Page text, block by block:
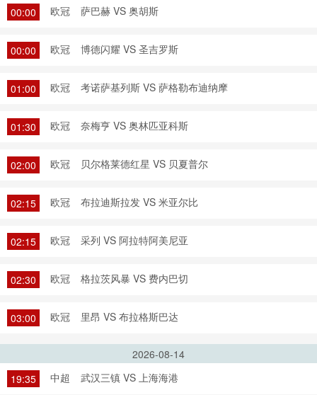
00:00
欧冠 萨巴赫 VS 奥胡斯
00:00 欧冠 博德闪耀 VS 圣吉罗斯
01:00 欧冠 考诺萨基列斯 VS 萨格勒布迪纳摩
01:30 欧冠 奈梅亨 VS 奥林匹亚科斯
02:00 欧冠 贝尔格莱德红星 VS 贝夏普尔
02:15 欧冠 布拉迪斯拉发 VS 米亚尔比
02:15 欧冠 采列 VS 阿拉特阿美尼亚
02:30 欧冠 格拉茨风暴 VS 费内巴切
03:00 欧冠 里昂 VS 布拉格斯巴达
2026-08-14
19:35
中超 武汉三镇 VS 上海海港